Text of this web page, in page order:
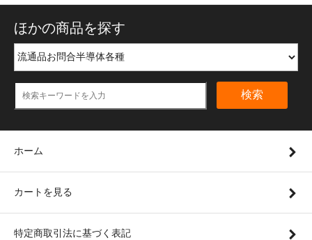
ほかの商品を探す
検索
ホーム
カートを見る
特定商取引法に基づく表記